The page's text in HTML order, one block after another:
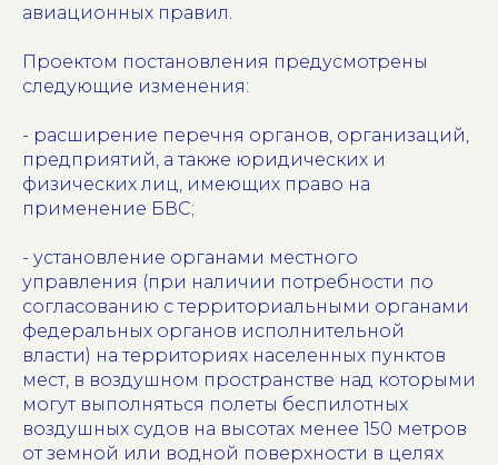
авиационных правил.
Проектом постановления предусмотрены
следующие изменения:
- расширение перечня органов, организаций,
предприятий, а также юридических и
физических лиц, имеющих право на
применение БВС;
- установление органами местного
управления (при наличии потребности по
согласованию с территориальными органами
федеральных органов исполнительной
власти) на территориях населенных пунктов
мест, в воздушном пространстве над которыми
могут выполняться полеты беспилотных
воздушных судов на высотах менее 150 метров
от земной или водной поверхности в целях